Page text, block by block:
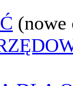
(nowe